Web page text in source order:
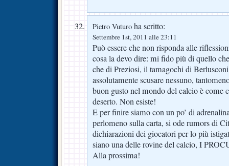
Pietro Vuturo ha scritto:
Settembre 1st, 2011 alle 23:11
Può essere che non risponda alle
cosa la devo dire: mi fido più di quello
che di Preziosi, il tamagochi di
assolutamente scusare nessuno,
buon gusto nel mondo del calcio è come
deserto. Non esiste!
E per finire siamo con un po’ di
perlomeno sulla carta, si ode rumors di
dichiarazioni dei giocatori per lo più
siano una delle rovine del calcio, I
Alla prossima!